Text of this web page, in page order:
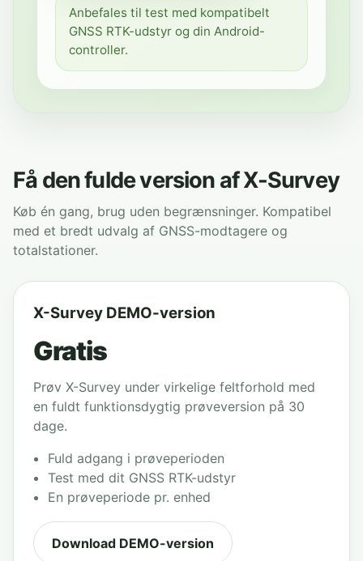
Anbefales til test med kompatibelt
GNSS RTK-udstyr og din Android-
controller.
Få den fulde version af X-Survey
Køb én gang, brug uden begrænsninger. Kompatibel
med et bredt udvalg af GNSS-modtagere og
totalstationer.
X-Survey DEMO-version
Gratis
Prøv X-Survey under virkelige feltforhold med
en fuldt funktionsdygtig prøveversion på 30
dage.
Fuld adgang i prøveperioden
Test med dit GNSS RTK-udstyr
En prøveperiode pr. enhed
Download DEMO-version